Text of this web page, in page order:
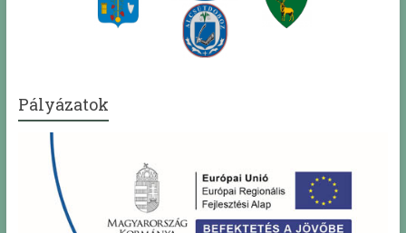
Pályázatok